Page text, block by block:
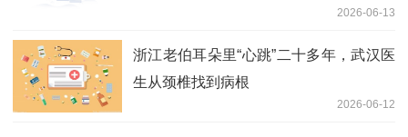
2026-06-13
浙江老伯耳朵里“心跳”二十多年，武汉医
生从颈椎找到病根
2026-06-12